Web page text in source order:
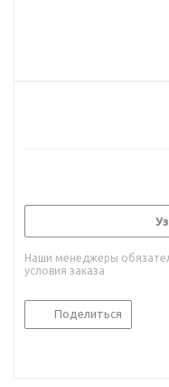
Наши менеджеры
условия заказа
Поделиться